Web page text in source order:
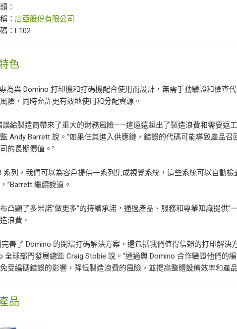
：
： 唐亞股份有限公司
：L102
色
為與 Domino 打印機和打碼機配合使用而設計，無需手動驗證和檢查
險，同時允許更有效地使用和分配資源。
誤給製造商帶來了重大的財務風險——這遠遠超出了製造浪費和需要返
Andy Barrett 說。“如果任其進入供應鏈，錯誤的代碼可能導致產品
的長期價值。”
系列，我們可以為客戶提供一系列集成視覺系統，這些系統可以自動
”Barrett 繼續說道。
凸顯了多米諾“做更多”的持續承諾，通過產品、服務和專業知識提供“
浪費。
完善了 Domino 的閉環打碼解決方案，還包括我們值得信賴的打印解決
全球部門發展總監 Craig Stobie 說。“通過與 Domino 合作驗證他們的
受編碼錯誤的影響，降低製造浪費的風險，並提高整體設備效率和產
品